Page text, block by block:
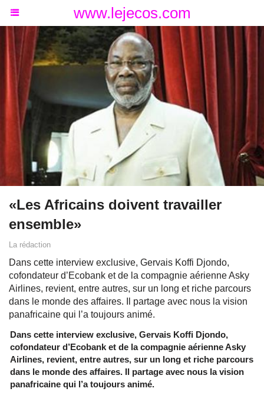
www.lejecos.com
«Les Africains doivent travailler
ensemble»
La rédaction
Dans cette interview exclusive, Gervais Koffi Djondo,
cofondateur d’Ecobank et de la compagnie aérienne Asky
Airlines, revient, entre autres, sur un long et riche parcours
dans le monde des affaires. Il partage avec nous la vision
panafricaine qui l’a toujours animé.
Dans cette interview exclusive, Gervais Koffi Djondo,
cofondateur d’Ecobank et de la compagnie aérienne Asky
Airlines, revient, entre autres, sur un long et riche parcours
dans le monde des affaires. Il partage avec nous la vision
panafricaine qui l’a toujours animé.